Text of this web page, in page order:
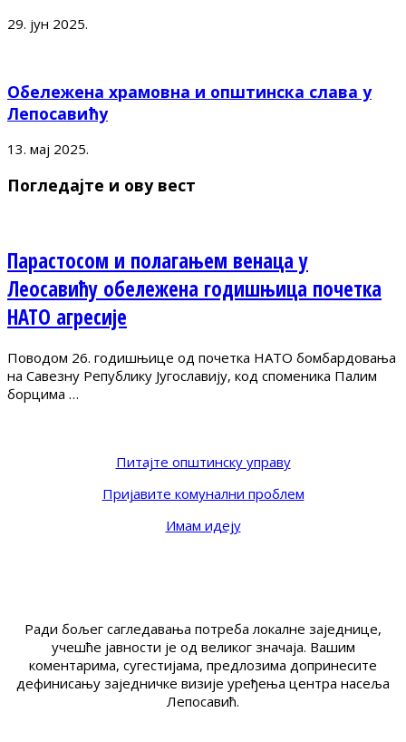
29. јун 2025.
Обележена храмовна и општинска слава у
Лепосавићу
13. мај 2025.
Погледајте и ову вест
Парастосом и полагањем венаца у
Леосавићу обележена годишњица почетка
НАТО агресије
Поводом 26. годишњице од почетка НАТО бомбардовања
на Савезну Републику Југославију, код споменика Палим
борцима …
Питајте општинску управу
Пријавите комунални проблем
Имам идеју
Ради бољег сагледавања потреба локалне заједнице,
учешће јавности је од великог значаја. Вашим
коментарима, сугестијама, предлозима допринесите
дефинисању заједничке визије уређења центра насеља
Лепосавић.